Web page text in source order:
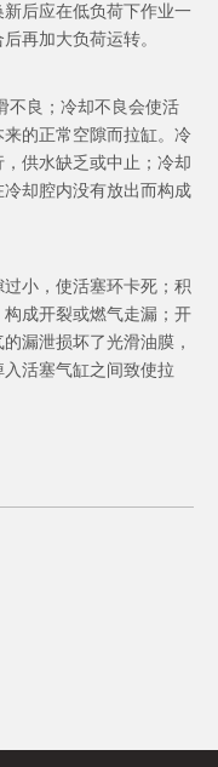
后应在低负荷下作业一
再加大负荷运转。
不良；冷却不良会使活
的正常空隙而拉缸。冷
供水缺乏或中止；冷却
却腔内没有放出而构成
小，使活塞环卡死；积
成开裂或燃气走漏；开
漏泄损坏了光滑油膜，
活塞气缸之间致使拉